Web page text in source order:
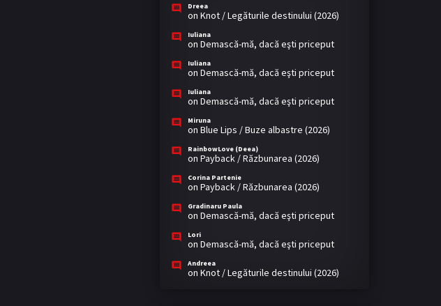
Dreea
on Knot / Legăturile destinului (2026)
Iuliana
on Demască-mă, dacă eşti priceput
Iuliana
on Demască-mă, dacă eşti priceput
Iuliana
on Demască-mă, dacă eşti priceput
Miruna
on Blue Lips / Buze albastre (2026)
RainbowLove (Deea)
on Payback / Răzbunarea (2026)
Corina Partenie
on Payback / Răzbunarea (2026)
Gradinaru Paula
on Demască-mă, dacă eşti priceput
Lori
on Demască-mă, dacă eşti priceput
Andreea
on Knot / Legăturile destinului (2026)